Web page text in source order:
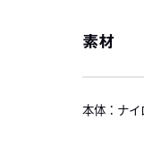
素材
本体：ナ